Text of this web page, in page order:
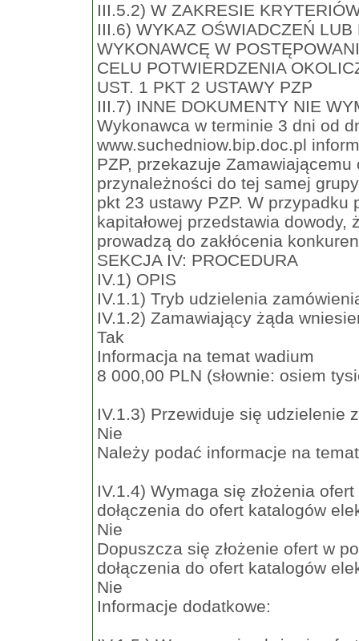
III.5.2) W ZAKRESIE
III.6) WYKAZ OŚWIADCZEŃ
WYKONAWCĘ W
CELU POTWIERDZENIA
UST. 1 PKT 2 USTAWY PZP
III.7) INNE DOKUMENTY NIE
Wykonawca w terminie 3 dni od
www.suchedniow.bip.doc.pl
PZP, przekazuje
przynależności do tej samej
pkt 23 ustawy PZP. W
kapitałowej przedstawia
prowadzą do zakłócenia
SEKCJA IV: PROCEDURA
IV.1) OPIS
IV.1.1) Tryb udzielenia
IV.1.2) Zamawiający żąda
Tak
Informacja na temat wadium
8 000,00 PLN (słownie: osiem
IV.1.3) Przewiduje się udzielenie
Nie
Należy podać informacje na
IV.1.4) Wymaga się złożenia
dołączenia do ofert katalogów
Nie
Dopuszcza się złożenie ofert w
dołączenia do ofert katalogów
Nie
Informacje dodatkowe: